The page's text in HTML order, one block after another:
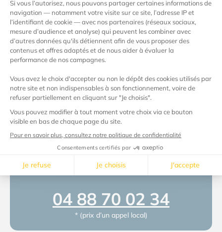
Le 04 de notre service
client
Notre équipe est disponible pour éclairer votre
lanterne du
lundi au vendredi de 9h00 à
mail
serviceclient@electriciteprovence.fr.
04 88 70 02 34
* (prix d’un appel local)